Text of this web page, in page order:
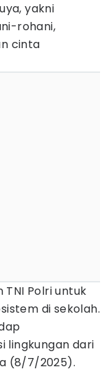
yakni
rohani,
cinta
Polri untuk
di sekolah.
lingkungan dari
(8/7/2025).